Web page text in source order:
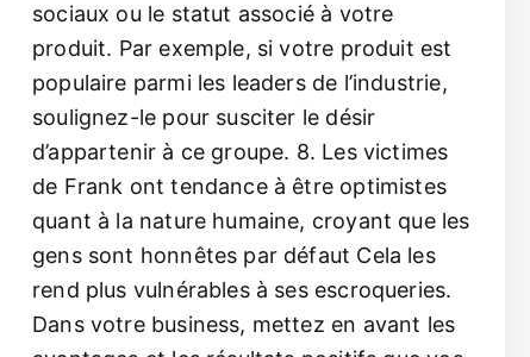
sociaux ou le statut associé à votre
produit. Par exemple, si votre produit est
populaire parmi les leaders de l’industrie,
soulignez-le pour susciter le désir
d’appartenir à ce groupe. 8. Les victimes
de Frank ont tendance à être optimistes
quant à la nature humaine, croyant que les
gens sont honnêtes par défaut Cela les
rend plus vulnérables à ses escroqueries.
Dans votre business, mettez en avant les